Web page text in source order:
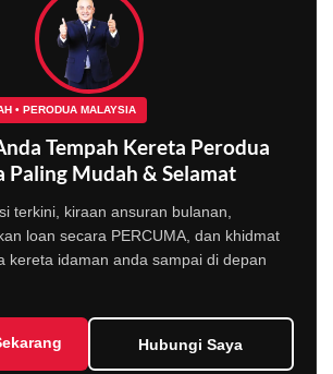
• PERODUA MALAYSIA
Tempah Kereta Perodua
Paling Mudah & Selamat
terkini, kiraan ansuran bulanan,
loan secara PERCUMA, dan khidmat
kereta idaman anda sampai di depan
Hubungi Saya